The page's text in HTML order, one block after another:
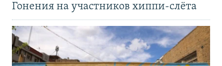
Гонения на участников хиппи-слёта